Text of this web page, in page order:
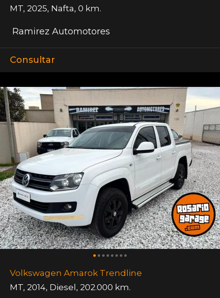
MT, 2025, Nafta, 0 km.
Ramirez Automotores
Consultar
Volkswagen Amarok Trendline
MT, 2014, Diesel , 202.000 km.